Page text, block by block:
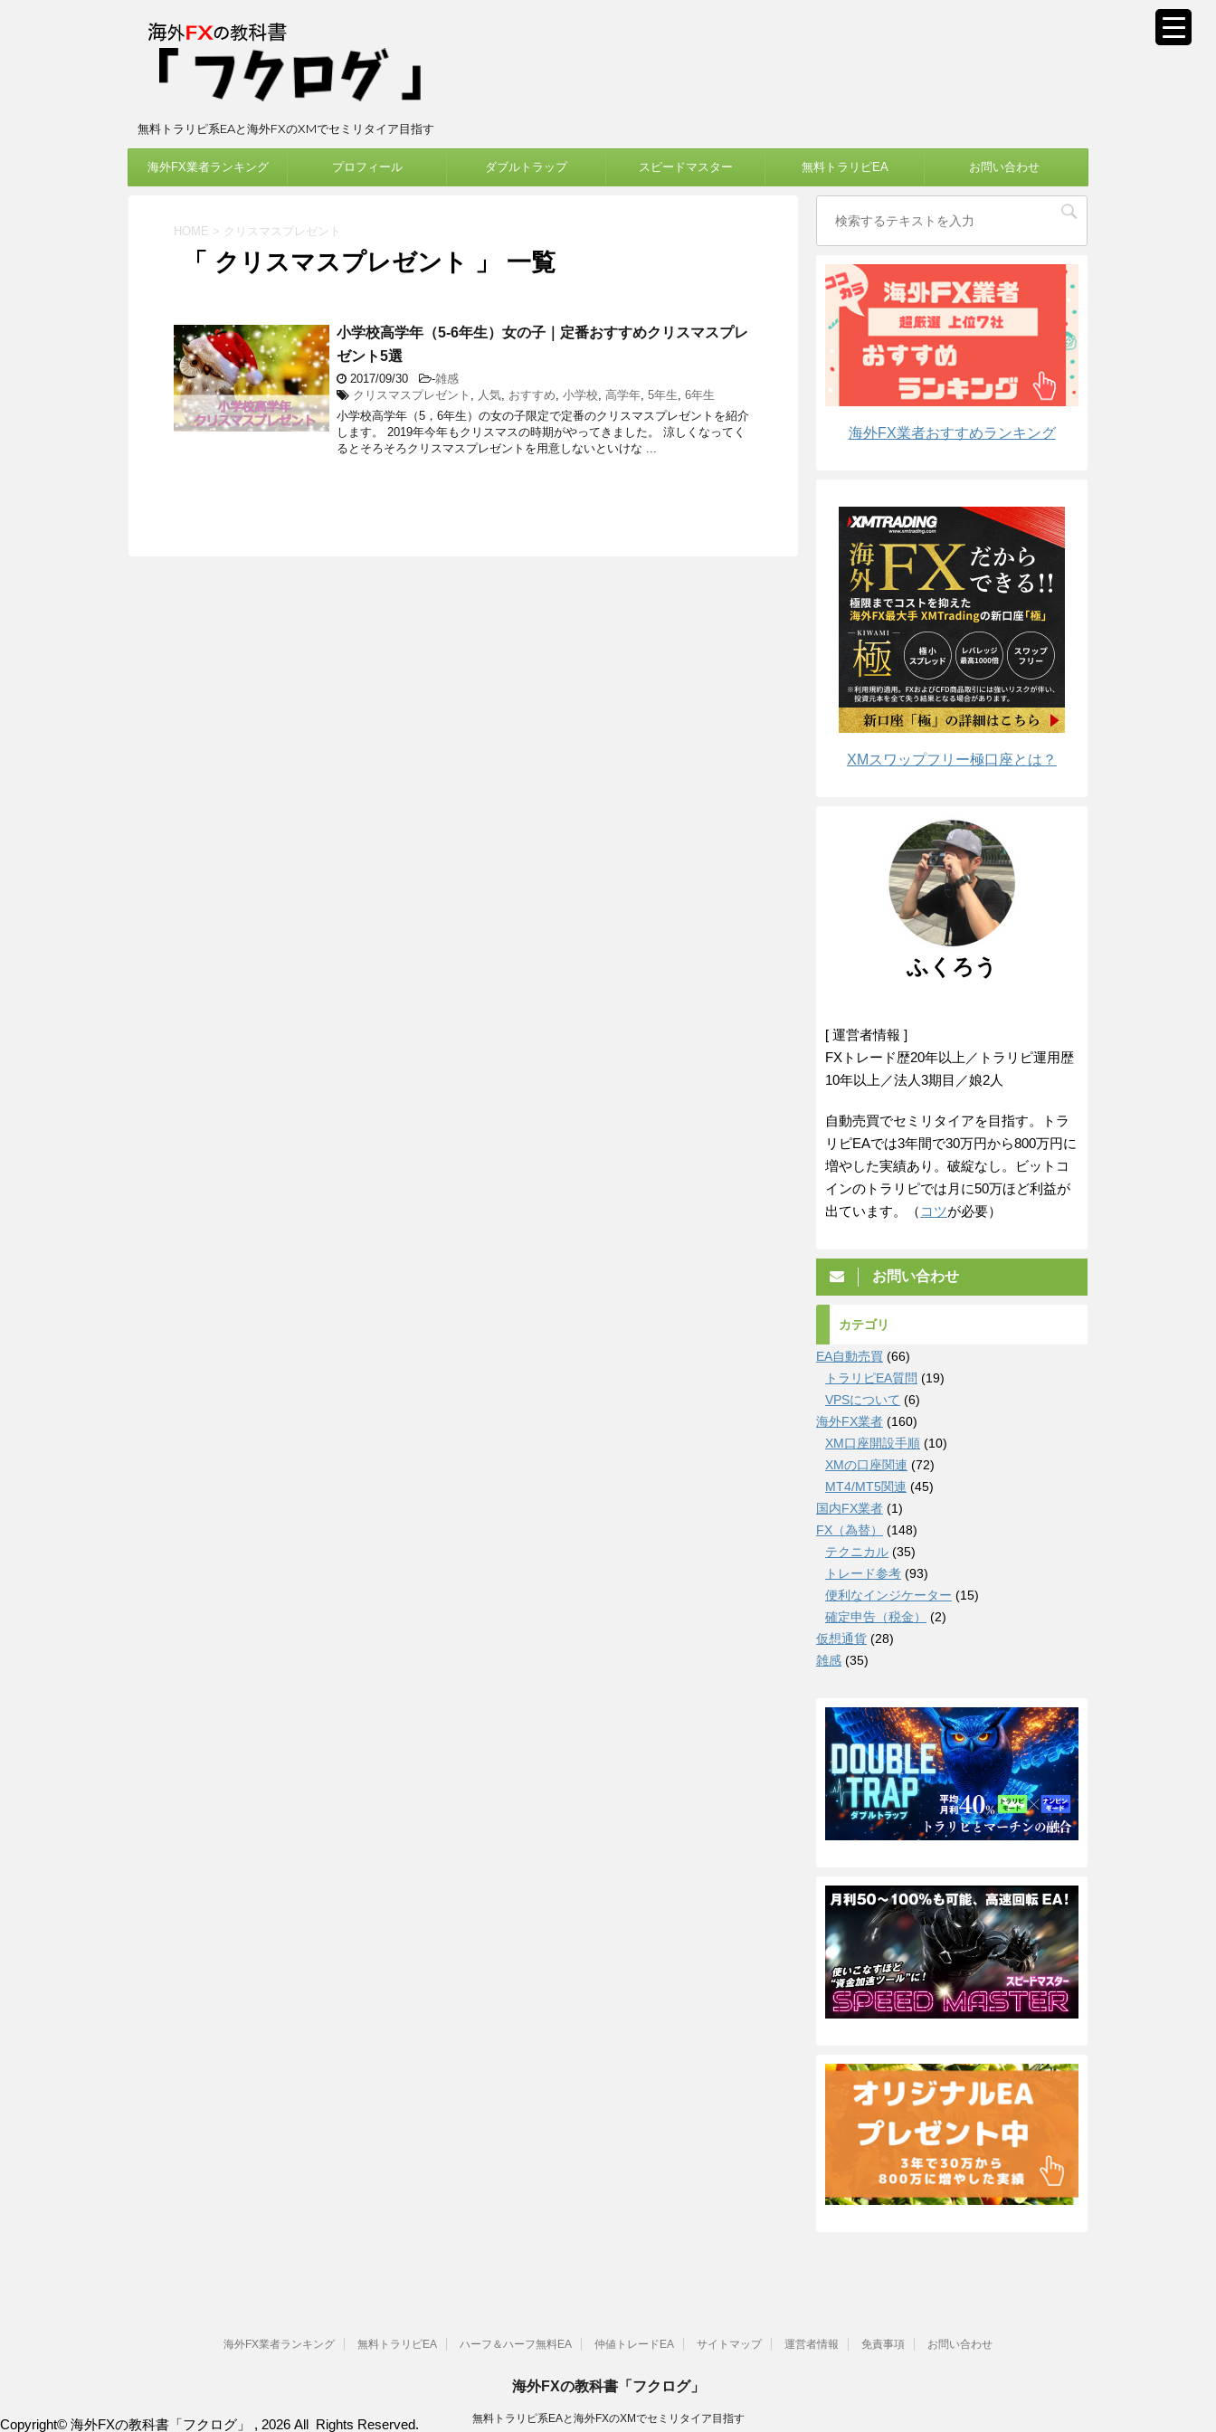
無料トラリピ系EAと海外FXのXMでセミリタイア目指す
海外FX業者ランキング プロフィール ダブルトラップ スピードマスター 無料トラリピEA お問い合わせ
HOME > クリスマスプレゼント
「 クリスマスプレゼント 」 一覧
小学校高学年（5-6年生）女の子｜定番おすすめクリスマスプレ
ゼント5選
2017/09/30 -雑感
クリスマスプレゼント , 人気, おすすめ,小学校,高学年,5年生,6年生
小学校高学年（5，6年生）の女の子限定で定番のクリスマスプレゼントを紹介
します。 2019年今年もクリスマスの時期がやってきました。 涼しくなってく
るとそろそろクリスマスプレゼントを用意しないといけな ...
海外FX業者おすすめランキング
XMスワップフリー極口座とは？
ふくろう
[ 運営者情報 ]
FXトレード歴20年以上／トラリピ運用歴
10年以上／法人3期目／娘2人
自動売買でセミリタイアを目指す。トラ
リピEAでは3年間で30万円から800万円に
増やした実績あり。破綻なし。ビットコ
インのトラリピでは月に50万ほど利益が
出ています。（ コツが必要）
お問い合わせ
カテゴリ
EA自動売買 (66)
トラリピEA質問 (19)
VPSについて (6)
海外FX業者 (160)
XM口座開設手順 (10)
XMの口座関連 (72)
MT4/MT5関連 (45)
国内FX業者 (1)
FX（為替）
(148)
テクニカル (35)
トレード参考 (93)
便利なインジケーター (15)
確定申告（税金）
(2)
仮想通貨 (28)
雑感 (35)
海外FX業者ランキング 無料トラリピEA ハーフ＆ハーフ無料EA 仲値トレードEA サイトマップ 運営者情報 免責事項 お問い合わせ
海外FXの教科書「フクログ」
無料トラリピ系EAと海外FXのXMでセミリタイア目指す
Copyright© 海外FXの教科書「フクログ」 , 2026 All Rights Reserved.